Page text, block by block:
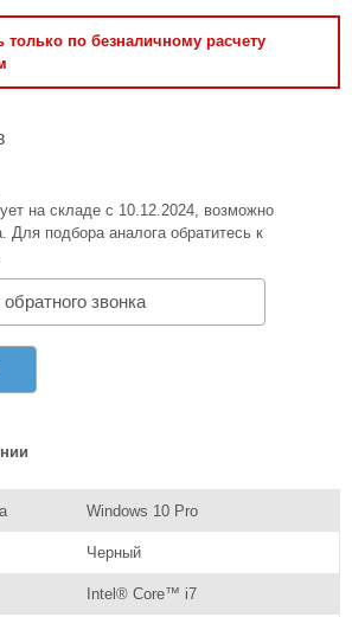
по безналичному расчету
на складе с 10.12.2024, возможно
Для подбора аналога обратитесь к
звонка
Windows 10 Pro
Черный
Intel® Core™ i7